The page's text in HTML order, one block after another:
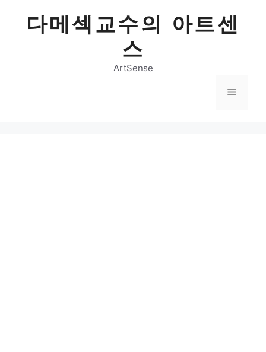
다메섹교수의 아트센
스
ArtSense
Menu